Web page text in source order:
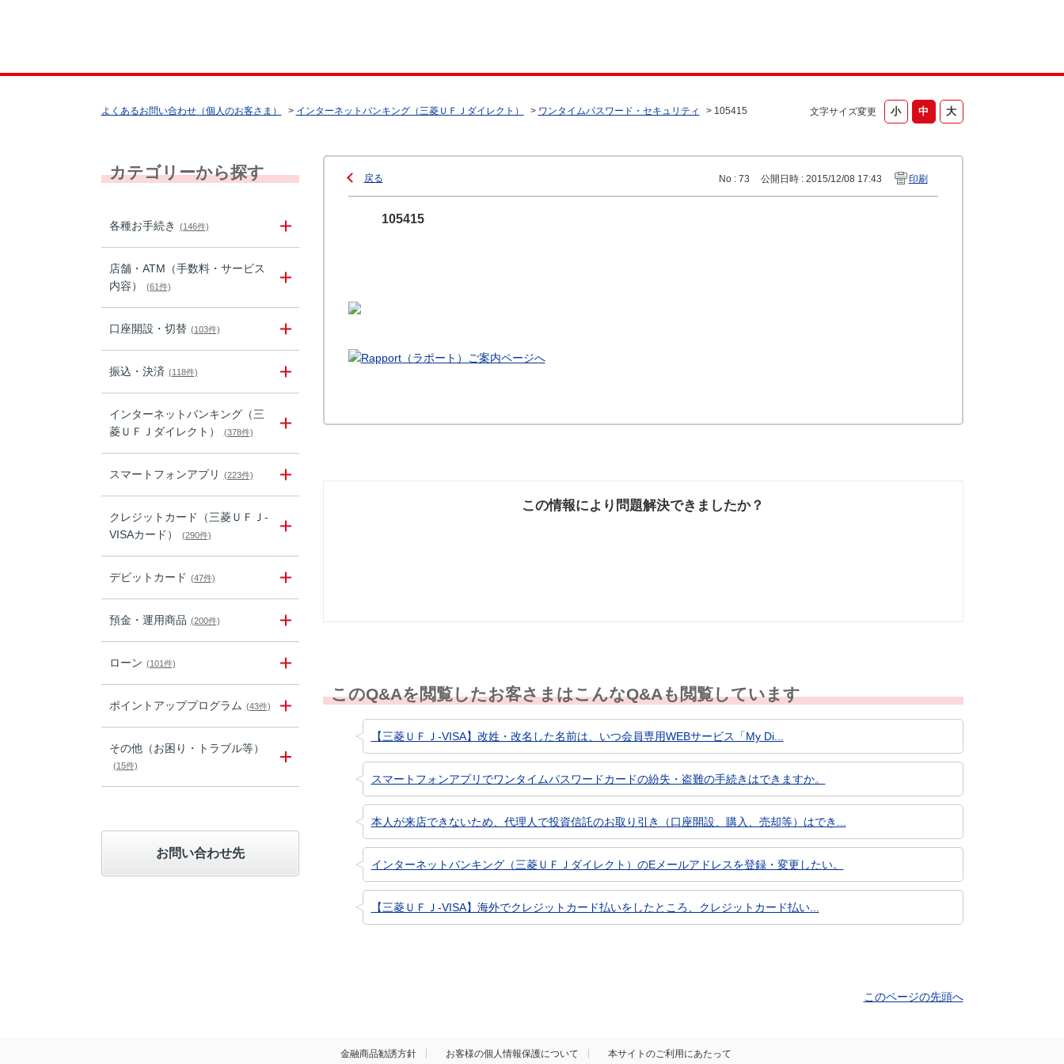
文字サイズ変更
よくあるお問い合わせ（個人のお客さま） > インターネットバンキング（三菱ＵＦＪダイレクト） > ワンタイムパスワード・セキュリティ > 105415
カテゴリーから探す
各種お手続き (146件)
店舗・ATM（手数料・サービス
内容）
(61件)
口座開設・切替 (103件)
振込・決済 (118件)
インターネットバンキング（三
菱ＵＦＪダイレクト）
(378件)
スマートフォンアプリ (223件)
クレジットカード（三菱ＵＦＪ-
VISAカード）
(290件)
デビットカード (47件)
預金・運用商品 (200件)
ローン (101件)
ポイントアッププログラム (43件)
その他（お困り・トラブル等）
(15件)
お問い合わせ先
戻る No : 73 公開日時 : 2015/12/08 17:43 印刷
105415
この情報により問題解決できましたか？
このQ&Aを閲覧したお客さまはこんなQ&Aも閲覧しています
【三菱ＵＦＪ-VISA】改姓・改名した名前は、いつ会員専用WEBサービス「My Di...
スマートフォンアプリでワンタイムパスワードカードの紛失・盗難の手続きはできますか。
本人が来店できないため、代理人で投資信託のお取り引き（口座開設、購入、売却等）はでき...
インターネットバンキング（三菱ＵＦＪダイレクト）のEメールアドレスを登録・変更したい。
【三菱ＵＦＪ-VISA】海外でクレジットカード払いをしたところ、クレジットカード払い...
このページの先頭へ
金融商品勧誘方針 お客様の個人情報保護について 本サイトのご利用にあたって